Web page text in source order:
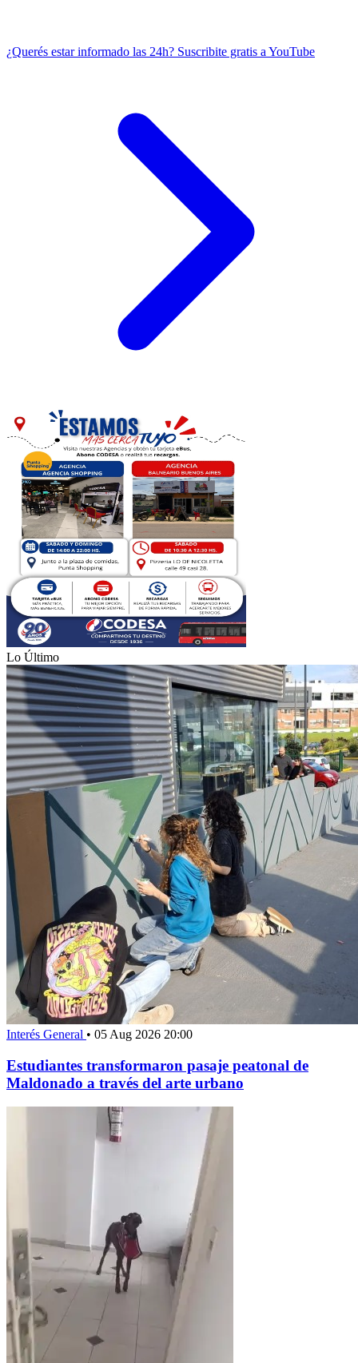
¿Querés estar informado las 24h? Suscribite gratis a YouTube
Lo Último
Interés General • 05 Aug 2026 20:00
Estudiantes transformaron pasaje peatonal de
Maldonado a través del arte urbano